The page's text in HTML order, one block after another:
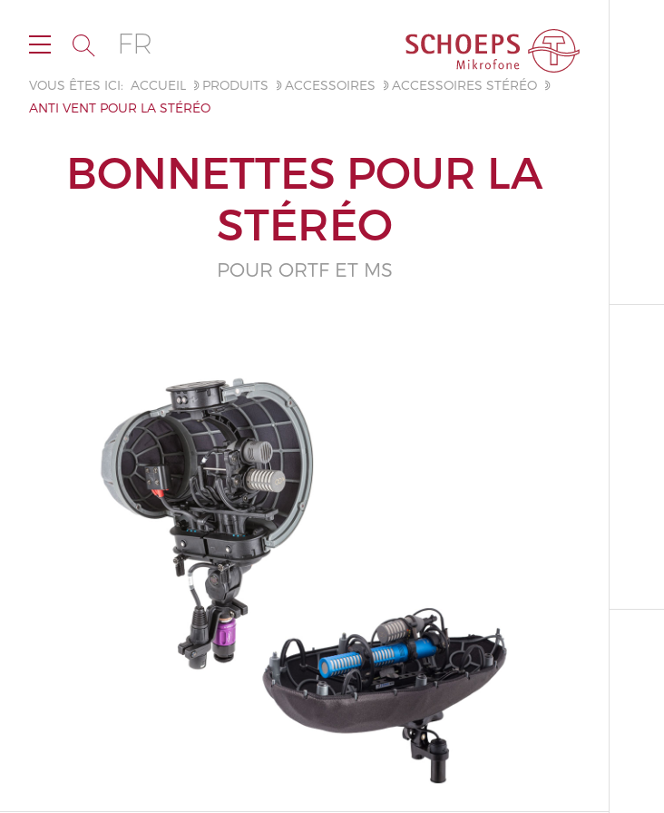
FR
VOUS ÊTES ICI: ACCUEIL PRODUITS ACCESSOIRES
ACCESSOIRES STÉRÉO
ANTI VENT POUR LA STÉRÉO
BONNETTES POUR LA
STÉRÉO
POUR ORTF ET MS